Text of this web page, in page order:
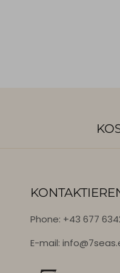
Phone: +43 677
E-mail: